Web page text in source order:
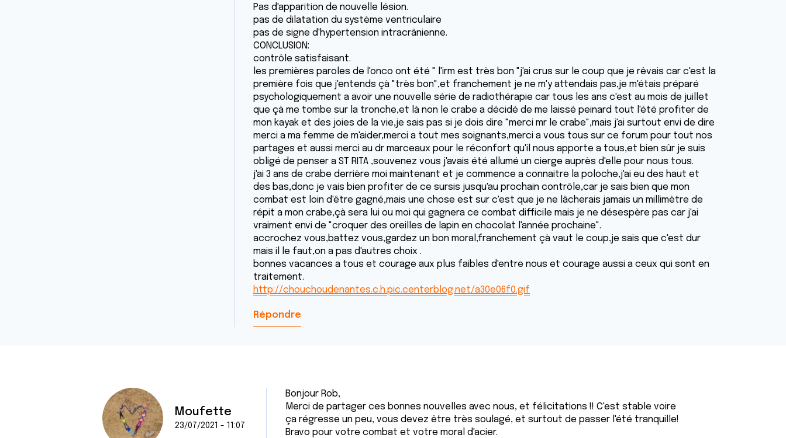
Pas d'apparition de nouvelle lésion.
pas de dilatation du système ventriculaire
pas de signe d'hypertension intracrânienne.
CONCLUSION:
contrôle satisfaisant.
les premières paroles de l'onco ont été " l'irm est très bon "j'ai crus sur le coup que je rêvais car c'est la
première fois que j'entends çà "très bon",et franchement je ne m'y attendais pas,je m'étais préparé
psychologiquement a avoir une nouvelle série de radiothérapie car tous les ans c'est au mois de juillet
que çà me tombe sur la tronche,et là non le crabe a décidé de me laissé peinard tout l'été profiter de
mon kayak et des joies de la vie,je sais pas si je dois dire "merci mr le crabe",mais j'ai surtout envi de dire
merci a ma femme de m'aider,merci a tout mes soignants,merci a vous tous sur ce forum pour tout nos
partages et aussi merci au dr marceaux pour le réconfort qu'il nous apporte a tous,et bien sûr je suis
obligé de penser a ST RITA ,souvenez vous j'avais été allumé un cierge auprès d'elle pour nous tous.
j'ai 3 ans de crabe derrière moi maintenant et je commence a connaitre la poloche,j'ai eu des haut et
des bas,donc je vais bien profiter de ce sursis jusqu'au prochain contrôle,car je sais bien que mon
combat est loin d'être gagné,mais une chose est sur c'est que je ne lâcherais jamais un millimètre de
répit a mon crabe,çà sera lui ou moi qui gagnera ce combat difficile mais je ne désespère pas car j'ai
vraiment envi de "croquer des oreilles de lapin en chocolat l'année prochaine".
accrochez vous,battez vous,gardez un bon moral,franchement çà vaut le coup,je sais que c'est dur
mais il le faut,on a pas d'autres choix .
bonnes vacances a tous et courage aux plus faibles d'entre nous et courage aussi a ceux qui sont en
traitement.
http://chouchoudenantes.c.h.pic.centerblog.net/a30e06f0.gif
Répondre
Moufette
23/07/2021 - 11:07
Bonjour Rob,
Merci de partager ces bonnes nouvelles avec nous, et félicitations !! C'est stable voire
ça régresse un peu, vous devez être très soulagé, et surtout de passer l'été tranquille!
Bravo pour votre combat et votre moral d'acier.